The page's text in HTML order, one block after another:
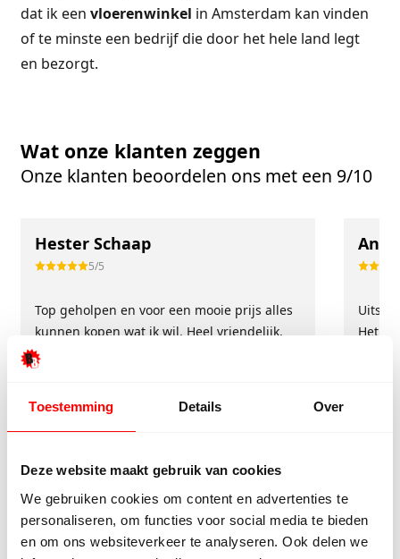
Toestemming Details Over
Deze website maakt gebruik van cookies
We gebruiken cookies om content en advertenties te
personaliseren, om functies voor social media te bieden
en om ons websiteverkeer te analyseren. Ook delen we
dat ik een vloerenwinkel in Amsterdam kan vinden
of te minste een bedrijf die door het hele land legt
en bezorgt.
Wat onze klanten zeggen
Onze klanten beoordelen ons met een 9/10
Hester Schaap
5/5
Top geholpen en voor een mooie prijs alles
kunnen kopen wat ik wil. Heel vriendelijk,
meedenkend en tegemoetkomend
Het